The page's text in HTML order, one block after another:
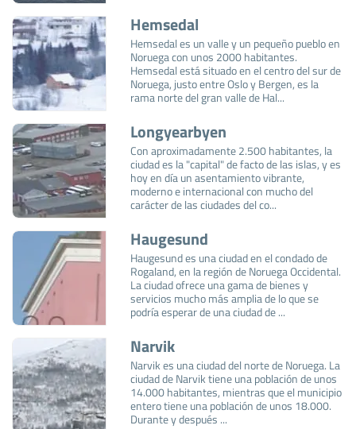
Hemsedal
Hemsedal es un valle y un pequeño pueblo en
Noruega con unos 2000 habitantes.
Hemsedal está situado en el centro del sur de
Noruega, justo entre Oslo y Bergen, es la
rama norte del gran valle de Hal...
Longyearbyen
Con aproximadamente 2.500 habitantes, la
ciudad es la "capital" de facto de las islas, y es
hoy en día un asentamiento vibrante,
moderno e internacional con mucho del
carácter de las ciudades del co...
Haugesund
Haugesund es una ciudad en el condado de
Rogaland, en la región de Noruega Occidental.
La ciudad ofrece una gama de bienes y
servicios mucho más amplia de lo que se
podría esperar de una ciudad de ...
Narvik
Narvik es una ciudad del norte de Noruega. La
ciudad de Narvik tiene una población de unos
14.000 habitantes, mientras que el municipio
entero tiene una población de unos 18.000.
Durante y después ...